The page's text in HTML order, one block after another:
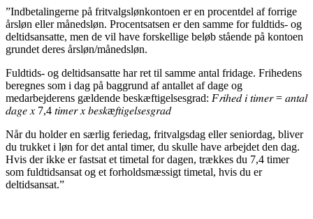
”Indbetalingerne på fritvalgslønkontoen er en procentdel af forrige
årsløn eller månedsløn. Procentsatsen er den samme for fuldtids- og
deltidsansatte, men de vil have forskellige beløb stående på kontoen
grundet deres årsløn/månedsløn.
Fuldtids- og deltidsansatte har ret til samme antal fridage. Frihedens
beregnes som i dag på baggrund af antallet af dage og
medarbejderens gældende beskæftigelsesgrad: F𝑟𝑖ℎ𝑒𝑑 𝑖 𝑡𝑖𝑚𝑒𝑟 = 𝑎𝑛𝑡𝑎𝑙
𝑑𝑎𝑔𝑒 𝑥 7,4 𝑡𝑖𝑚𝑒𝑟 𝑥 𝑏𝑒𝑠𝑘æ𝑓𝑡𝑖𝑔𝑒𝑙𝑠𝑒𝑠𝑔𝑟𝑎𝑑
Når du holder en særlig feriedag, fritvalgsdag eller seniordag, bliver
du trukket i løn for det antal timer, du skulle have arbejdet den dag.
Hvis der ikke er fastsat et timetal for dagen, trækkes du 7,4 timer
som fuldtidsansat og et forholdsmæssigt timetal, hvis du er
deltidsansat.”